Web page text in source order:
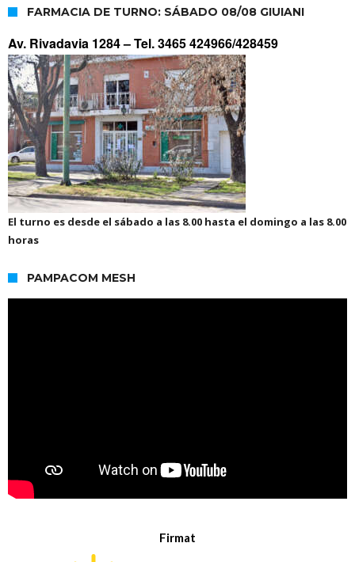
FARMACIA DE TURNO: SÁBADO 08/08 GIUIANI
Av. Rivadavia 1284 –Tel. 3465 424966/428459
El turno es desde el sábado a las 8.00 hasta el domingo a las 8.00
horas
PAMPACOM MESH
Firmat